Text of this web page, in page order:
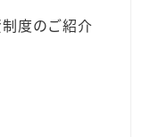
度のご紹介